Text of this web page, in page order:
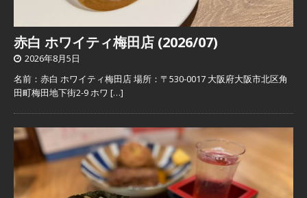
赤白 ホワイティ梅田店 (2026/07)
2026年8月5日
名前：赤白 ホワイティ梅田店 場所：〒530-0017 大阪府大阪市北区角
田町梅田地下街2-9 ホワ […]